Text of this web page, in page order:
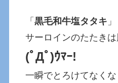
「黒毛和牛塩タタキ
サーロインのたたき
(ﾟДﾟ)ｳﾏｰ!
一瞬でとろけてなくな